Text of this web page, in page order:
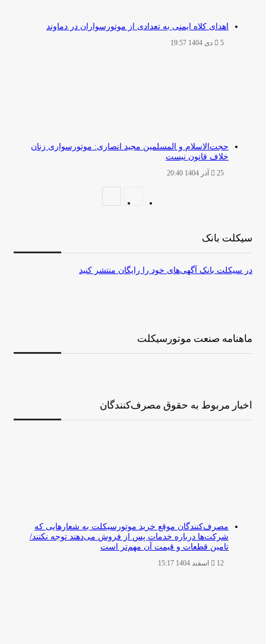
اهدای کلاه ایمنی به تعدادی از موتورسواران در دماوند
5 دی 1404 19:57
حجت‌الاسلام و المسلمین مجید انصاری: موتورسواری زنان
خلاف قانون نیست
25 آذر 1404 20:40
سیکلت بانک
در سیکلت بانک آگهی‌های خود را رایگان منتشر کنید
ماهنامه صنعت موتورسیکلت
اخبار مربوط به حقوق مصرف‌کنندگان
مصرف‌کنندگان موقع خرید موتورسیکلت به شعارهایی که
شرکت‌ها درباره خدمات پس از فروش می‌دهند توجه نکنند/
تامین قطعات و قیمت آن مهم‌تر است
12 اسفند 1404 15:17